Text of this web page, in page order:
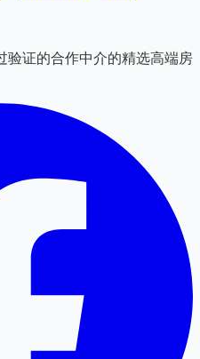
验证的合作中介的精选高端房